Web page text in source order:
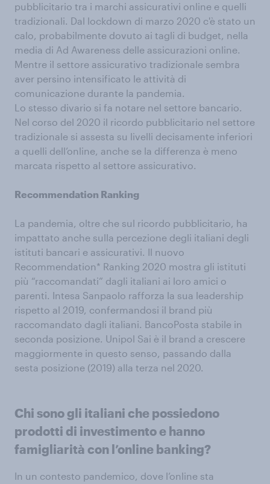
pubblicitario tra i marchi assicurativi online e quelli
tradizionali. Dal lockdown di marzo 2020 c'è stato un
calo, probabilmente dovuto ai tagli di budget, nella
media di Ad Awareness delle assicurazioni online.
Mentre il settore assicurativo tradizionale sembra
aver persino intensificato le attività di
comunicazione durante la pandemia.
Lo stesso divario si fa notare nel settore bancario.
Nel corso del 2020 il ricordo pubblicitario nel settore
tradizionale si assesta su livelli decisamente inferiori
a quelli dell’online, anche se la differenza è meno
marcata rispetto al settore assicurativo.
Recommendation Ranking
La pandemia, oltre che sul ricordo pubblicitario, ha
impattato anche sulla percezione degli italiani degli
istituti bancari e assicurativi. Il nuovo
Recommendation* Ranking 2020 mostra gli istituti
più “raccomandati” dagli italiani ai loro amici o
parenti. Intesa Sanpaolo rafforza la sua leadership
rispetto al 2019, confermandosi il brand più
raccomandato dagli italiani. BancoPosta stabile in
seconda posizione. Unipol Sai è il brand a crescere
maggiormente in questo senso, passando dalla
sesta posizione (2019) alla terza nel 2020.
Chi sono gli italiani che possiedono
prodotti di investimento e hanno
famigliarità con l’online banking?
In un contesto pandemico, dove l’online sta